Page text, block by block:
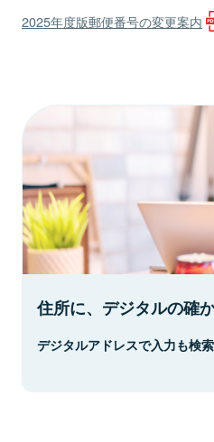
2025年度版郵便番号の変更案内
住所に、デジタルの確か
デジタルアドレスで入力も検索